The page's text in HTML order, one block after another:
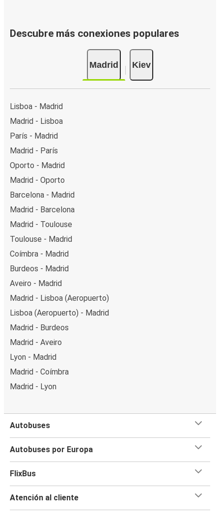
Descubre más conexiones populares
Madrid Kiev
Lisboa - Madrid
Madrid - Lisboa
París - Madrid
Madrid - París
Oporto - Madrid
Madrid - Oporto
Barcelona - Madrid
Madrid - Barcelona
Madrid - Toulouse
Toulouse - Madrid
Coímbra - Madrid
Burdeos - Madrid
Aveiro - Madrid
Madrid - Lisboa (Aeropuerto)
Lisboa (Aeropuerto) - Madrid
Madrid - Burdeos
Madrid - Aveiro
Lyon - Madrid
Madrid - Coímbra
Madrid - Lyon
Autobuses
Autobuses por Europa
FlixBus
Atención al cliente